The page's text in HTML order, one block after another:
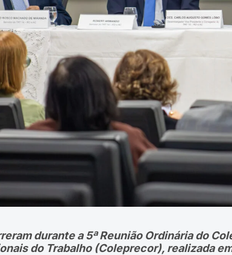
durante a 5ª Reunião Ordinária do
do Trabalho (Coleprecor), realizada